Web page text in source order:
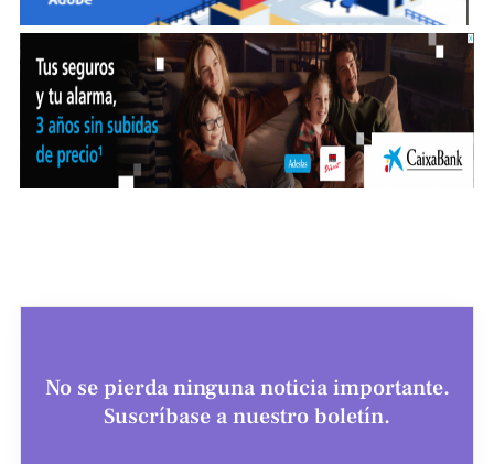
No se pierda ninguna noticia importante.
Suscríbase a nuestro boletín.